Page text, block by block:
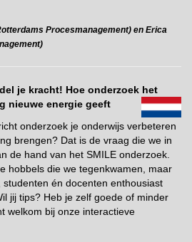
Procesmanagement) en Erica
je kracht! Hoe onderzoek het
nieuwe energie geeft
onderzoek je onderwijs verbeteren
brengen? Dat is de vraag die we in
de hand van het SMILE onderzoek.
hobbels die we tegenkwamen, maar
én docenten enthousiast
jij tips? Heb je zelf goede of minder
welkom bij onze interactieve